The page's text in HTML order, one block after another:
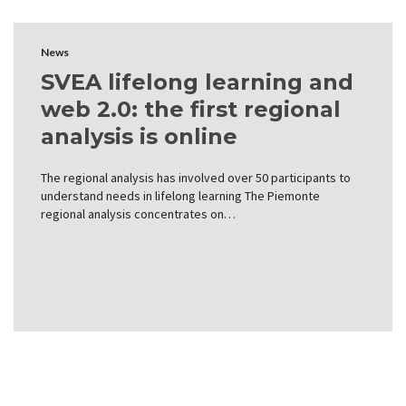
News
SVEA lifelong learning and
web 2.0: the first regional
analysis is online
The regional analysis has involved over 50 participants to
understand needs in lifelong learning The Piemonte
regional analysis concentrates on…